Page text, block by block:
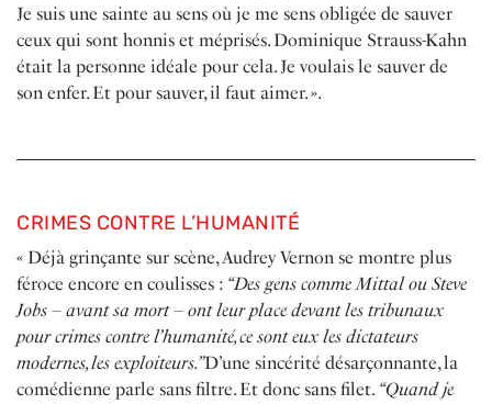
Je suis une sainte au sens où je me sens obligée de sauver
ceux qui sont honnis et méprisés. Dominique Strauss-Kahn
était la personne idéale pour cela. Je voulais le sauver de
son enfer. Et pour sauver, il faut aimer. ».
CRIMES CONTRE L’HUMANITÉ
« Déjà grinçante sur scène, Audrey Vernon se montre plus
féroce encore en coulisses : “Des gens comme Mittal ou Steve
Jobs – avant sa mort – ont leur place devant les tribunaux
pour crimes contre l’humanité, ce sont eux les dictateurs
modernes, les exploiteurs.”D’une sincérité désarçonnante, la
comédienne parle sans filtre. Et donc sans filet. “Quand je